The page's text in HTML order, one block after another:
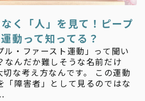
なく「人」を見て！ピープ
動って知ってる？
ル・ファースト運動」って聞い
なんだか難しそうな名前だけ
切な考え方なんです。 この運動
「障害者」として見るのではな